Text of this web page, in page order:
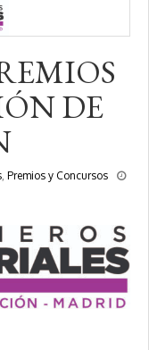
DE
, Premios y Concursos